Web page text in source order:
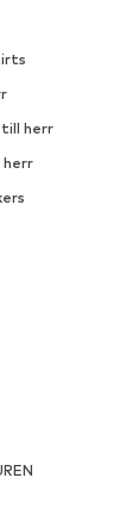
till herr
herr